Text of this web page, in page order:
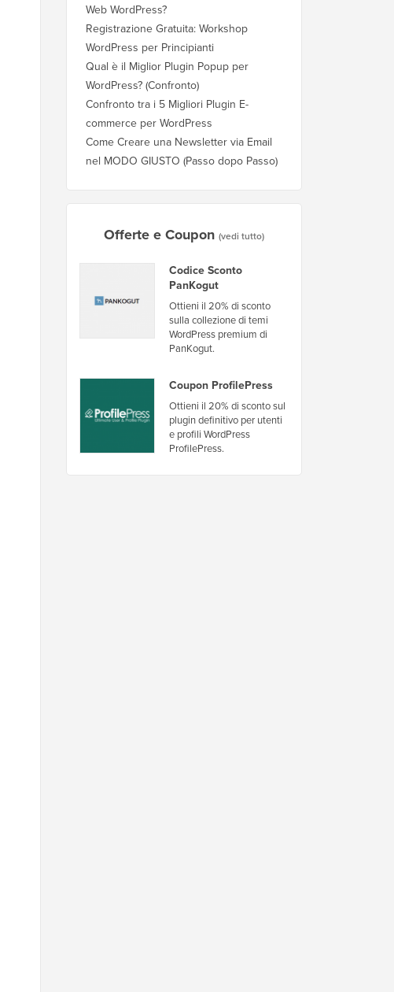
Web WordPress?
Registrazione Gratuita: Workshop
WordPress per Principianti
Qual è il Miglior Plugin Popup per
WordPress? (Confronto)
Confronto tra i 5 Migliori Plugin E-
commerce per WordPress
Come Creare una Newsletter via Email
nel MODO GIUSTO (Passo dopo Passo)
Offerte e Coupon (vedi tutto)
Codice Sconto
PanKogut
Ottieni il 20% di sconto
sulla collezione di temi
WordPress premium di
PanKogut.
Coupon ProfilePress
Ottieni il 20% di sconto sul
plugin definitivo per utenti
e profili WordPress
ProfilePress.